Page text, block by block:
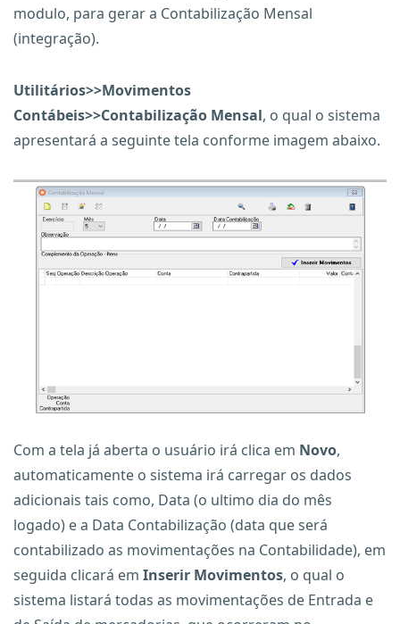
modulo, para gerar a Contabilização Mensal
(integração).
Utilitários>>Movimentos
Contábeis>>Contabilização Mensal, o qual o sistema
apresentará a seguinte tela conforme imagem abaixo.
Com a tela já aberta o usuário irá clica em Novo,
automaticamente o sistema irá carregar os dados
adicionais tais como, Data (o ultimo dia do mês
logado) e a Data Contabilização (data que será
contabilizado as movimentações na Contabilidade), em
seguida clicará em Inserir Movimentos, o qual o
sistema listará todas as movimentações de Entrada e